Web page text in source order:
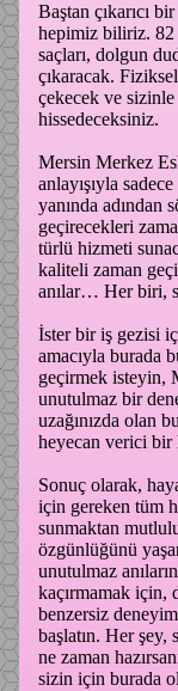
Baştan çıkarıcı
hepimiz biliriz. 82
saçları, dolgun
çıkaracak.
çekecek ve
hissedeceksiniz.
Mersin Merkez
anlayışıyla
yanında adından
geçirecekleri
türlü hizmeti
kaliteli zaman
anılar… Her biri,
İster bir iş gezisi
amacıyla burada
geçirmek isteyin,
unutulmaz bir
uzağınızda olan
heyecan verici
Sonuç olarak,
için gereken tüm
sunmaktan
özgünlüğünü
unutulmaz
kaçırmamak için,
benzersiz
başlatın. Her şey,
ne zaman
sizin için burada